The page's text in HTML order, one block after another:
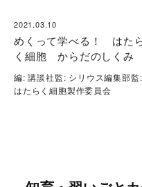
2021.03.10
めくって学べる！ はた
く細胞 からだのしくみ
編: 講談社監: シリウス編集部監:
はたらく細胞製作委員会